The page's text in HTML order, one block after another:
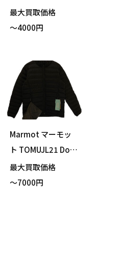
ce Down Jacket デ
ュース ダウンジャ
Lサイズ 買い取りま
した！
最大買取価格
～4000円
Marmot マーモッ
ト TOMUJL21 Dou
ce Down Jacket デ
ュース ダウンジャ
最大買取価格
～7000円